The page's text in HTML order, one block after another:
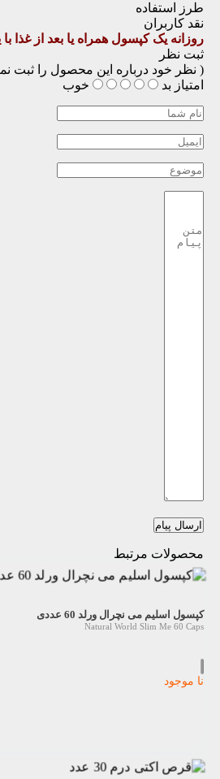
طرز استفاده
نقد کاربران
روزانه یک کپسول همراه یا بعد از غذا
ثبت نظر
( نظر خود درباره این محصول را ثبت
امتیاز بد خوب
ارسال پیام
محصولات مرتبط
کپسول اسلیم می نچرال ورلد 60 عددی
Natural World Slim Me 60 Caps
نا موجود